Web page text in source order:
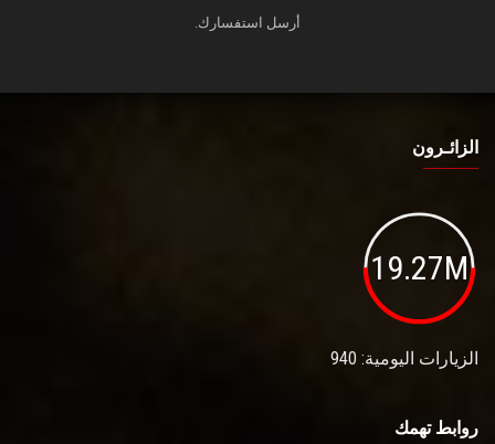
أرسل استفسارك.
الزائـرون
19.27M
الزيارات اليومية: 940
روابط تهمك